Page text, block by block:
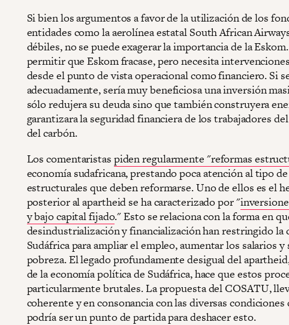
Si bien los argumentos a favor de la utilización de los
entidades como la aerolínea estatal South African
débiles, no se puede exagerar la importancia de la
permitir que Eskom fracase, pero necesita
desde el punto de vista operacional como financiero. Si
adecuadamente, sería muy beneficiosa una inversión
sólo redujera su deuda sino que también construyera
garantizara la seguridad financiera de los trabajadores
del carbón.
Los comentaristas piden regularmente "reformas
economía sudafricana, prestando poca atención al tipo
estructurales que deben reformarse. Uno de ellos es el
posterior al apartheid se ha caracterizado por "
y bajo capital fijado." Esto se relaciona con la forma en
desindustrialización y financialización han restringido la
Sudáfrica para ampliar el empleo, aumentar los salarios y
pobreza. El legado profundamente desigual del
de la economía política de Sudáfrica, hace que estos
particularmente brutales. La propuesta del COSATU,
coherente y en consonancia con las diversas
podría ser un punto de partida para deshacer esto.